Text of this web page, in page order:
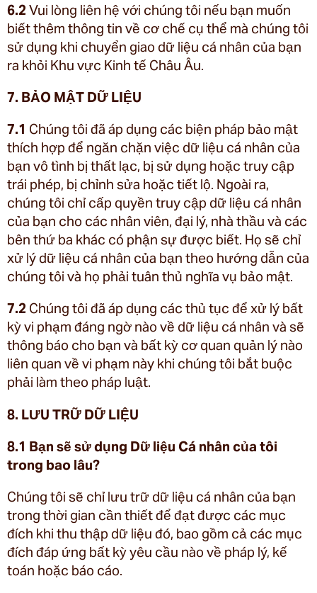
6.2 Vui lòng liên hệ với chúng tôi nếu bạn muốn
biết thêm thông tin về cơ chế cụ thể mà chúng tôi
sử dụng khi chuyển giao dữ liệu cá nhân của bạn
ra khỏi Khu vực Kinh tế Châu Âu.
7. BẢO MẬT DỮ LIỆU
7.1 Chúng tôi đã áp dụng các biện pháp bảo mật
thích hợp để ngăn chặn việc dữ liệu cá nhân của
bạn vô tình bị thất lạc, bị sử dụng hoặc truy cập
trái phép, bị chỉnh sửa hoặc tiết lộ. Ngoài ra,
chúng tôi chỉ cấp quyền truy cập dữ liệu cá nhân
của bạn cho các nhân viên, đại lý, nhà thầu và các
bên thứ ba khác có phận sự được biết. Họ sẽ chỉ
xử lý dữ liệu cá nhân của bạn theo hướng dẫn của
chúng tôi và họ phải tuân thủ nghĩa vụ bảo mật.
7.2 Chúng tôi đã áp dụng các thủ tục để xử lý bất
kỳ vi phạm đáng ngờ nào về dữ liệu cá nhân và sẽ
thông báo cho bạn và bất kỳ cơ quan quản lý nào
liên quan về vi phạm này khi chúng tôi bắt buộc
phải làm theo pháp luật.
8. LƯU TRỮ DỮ LIỆU
8.1 Bạn sẽ sử dụng Dữ liệu Cá nhân của tôi
trong bao lâu?
Chúng tôi sẽ chỉ lưu trữ dữ liệu cá nhân của bạn
trong thời gian cần thiết để đạt được các mục
đích khi thu thập dữ liệu đó, bao gồm cả các mục
đích đáp ứng bất kỳ yêu cầu nào về pháp lý, kế
toán hoặc báo cáo.